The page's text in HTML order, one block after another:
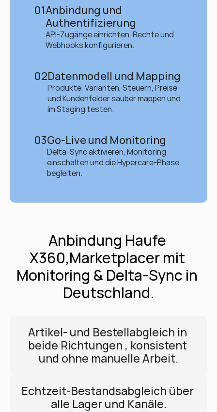
01Anbindung und
Authentifizierung
API-Zugänge einrichten, Rechte und
Webhooks konfigurieren.
02Datenmodell und Mapping
Produkte, Varianten, Steuern, Preise
und Kundenfelder sauber mappen und
im Staging testen.
03Go-Live und Monitoring
Delta-Sync aktivieren, Monitoring
einschalten und die Hypercare-Phase
begleiten.
Anbindung Haufe
X360,Marketplacer mit
Monitoring & Delta-Sync in
Deutschland.
Artikel- und Bestellabgleich in
beide Richtungen , konsistent
und ohne manuelle Arbeit.
Echtzeit-Bestandsabgleich über
alle Lager und Kanäle.